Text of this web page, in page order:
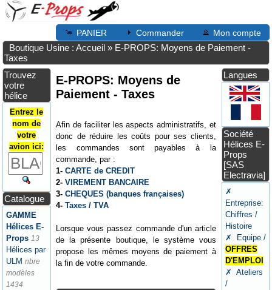
PANIER Commander Mon compte
Boutique Usine : Accueil » E-PROPS: Moyens de Paiement -
Taxes
Trouvez
votre
hélice
Entrez le
nom de
votre
avion ici:
Catalogue
GAMME
Hélices E-
Props 13
Hélices par
ULM nbre
modèles
1434
E-PROPS: Moyens de
Paiement - Taxes
Afin de faciliter les aspects administratifs, et
donc de réduire les coûts pour ses clients,
les commandes sont payables à la
commande, par :
1-CARTE de CREDIT
2-VIREMENT BANCAIRE
3-CHEQUES (banques françaises)
4-Taxes / TVA
Lorsque vous passez commande d'un article
de la présente boutique, le système vous
propose les mêmes moyens de paiement à
la fin de votre commande.
Langues
Société
Hélices E-
Props
[SAS
Electravia]
✗
Entreprise:
Chiffres /
Histoire
✗ Equipe /
OFFRES
D'EMPLOI
✗ Ateliers
/